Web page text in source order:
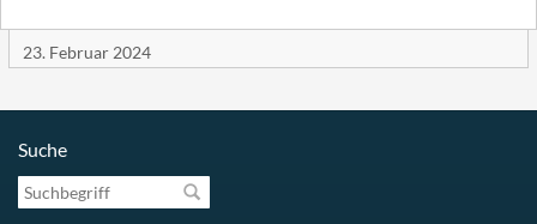
23. Februar 2024
Suche
Suchbegriff